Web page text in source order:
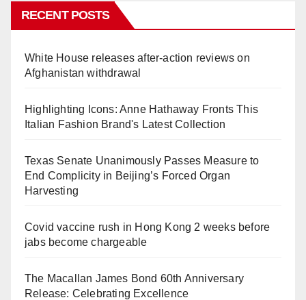
RECENT POSTS
White House releases after-action reviews on
Afghanistan withdrawal
Highlighting Icons: Anne Hathaway Fronts This
Italian Fashion Brand's Latest Collection
Texas Senate Unanimously Passes Measure to
End Complicity in Beijing’s Forced Organ
Harvesting
Covid vaccine rush in Hong Kong 2 weeks before
jabs become chargeable
The Macallan James Bond 60th Anniversary
Release: Celebrating Excellence